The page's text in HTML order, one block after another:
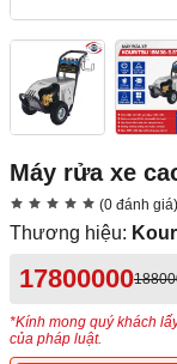
Máy rửa xe
(0 đánh giá)
Thương hiệu:
17800000
*Kính mong quý khách
của pháp luật.